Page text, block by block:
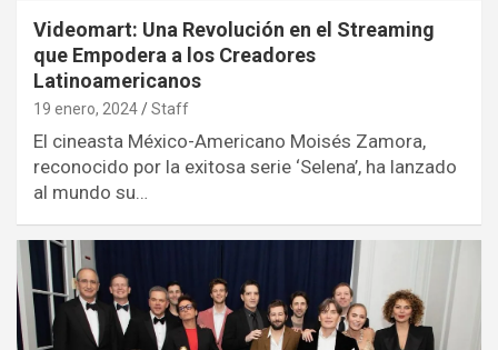
Videomart: Una Revolución en el Streaming
que Empodera a los Creadores
Latinoamericanos
19 enero, 2024 Staff
El cineasta México-Americano Moisés Zamora,
reconocido por la exitosa serie ‘Selena’, ha lanzado
al mundo su…